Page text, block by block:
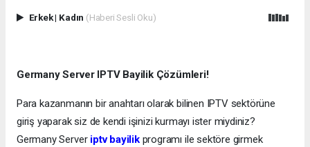
Erkek| Kadın (Haberi Sesli Oku)
Germany Server IPTV Bayilik Çözümleri!
Para kazanmanın bir anahtarı olarak bilinen IPTV sektörüne
giriş yaparak siz de kendi işinizi kurmayı ister miydiniz?
Germany Server iptv bayilik programı ile sektöre girmek